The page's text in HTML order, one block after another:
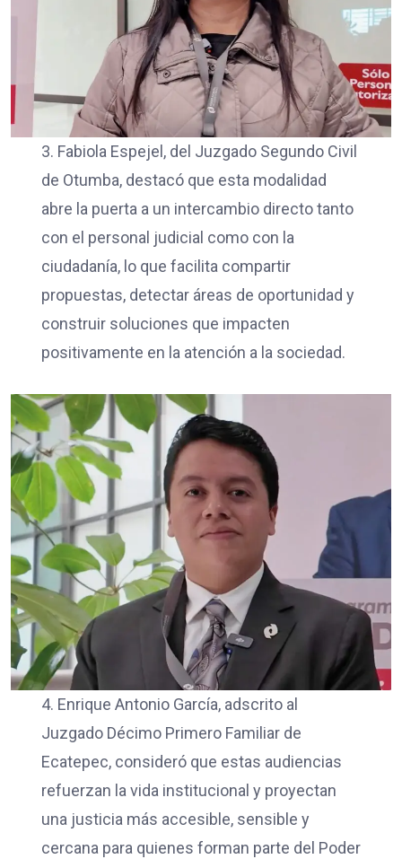
3. Fabiola Espejel, del Juzgado Segundo Civil
de Otumba, destacó que esta modalidad
abre la puerta a un intercambio directo tanto
con el personal judicial como con la
ciudadanía, lo que facilita compartir
propuestas, detectar áreas de oportunidad y
construir soluciones que impacten
positivamente en la atención a la sociedad.
4. Enrique Antonio García, adscrito al
Juzgado Décimo Primero Familiar de
Ecatepec, consideró que estas audiencias
refuerzan la vida institucional y proyectan
una justicia más accesible, sensible y
cercana para quienes forman parte del Poder